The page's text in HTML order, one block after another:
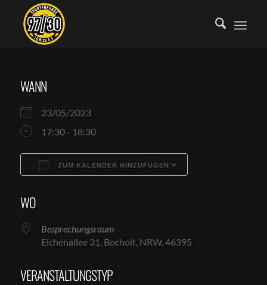
WANN
23/05/2023
17:30 - 18:30
ZUM KALENDER HINZUFÜGEN
WO
Besprechungsraum
Eichenallee 31, Bocholt, NRW, 46395
VERANSTALTUNGSTYP